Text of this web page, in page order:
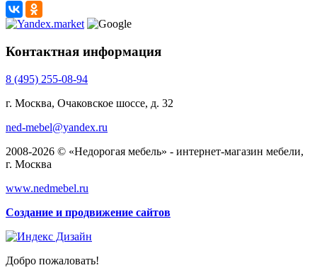
Контактная информация
8 (495) 255-08-94
г. Москва, Очаковское шоссе, д. 32
ned-mebel@yandex.ru
2008-2026 © «Недорогая мебель» - интернет-магазин мебели,
г. Москва
www.nedmebel.ru
Создание и продвижение сайтов
Добро пожаловать!